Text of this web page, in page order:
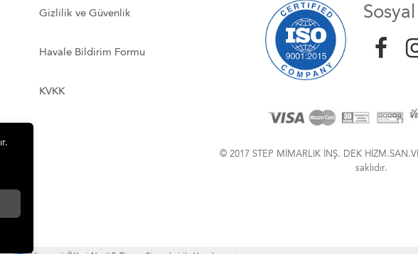
Gizlilik ve Güvenlik
Havale Bildirim Formu
KVKK
© 2017 STEP MİMARLIK İNŞ. DEK
saklıdır.